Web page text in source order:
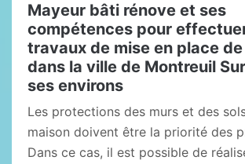
Mayeur bâti rénove et ses
compétences pour
travaux de mise en place
dans la ville de Montreuil
ses environs
Les protections des murs et des
maison doivent être la priorité des
Dans ce cas, il est possible de